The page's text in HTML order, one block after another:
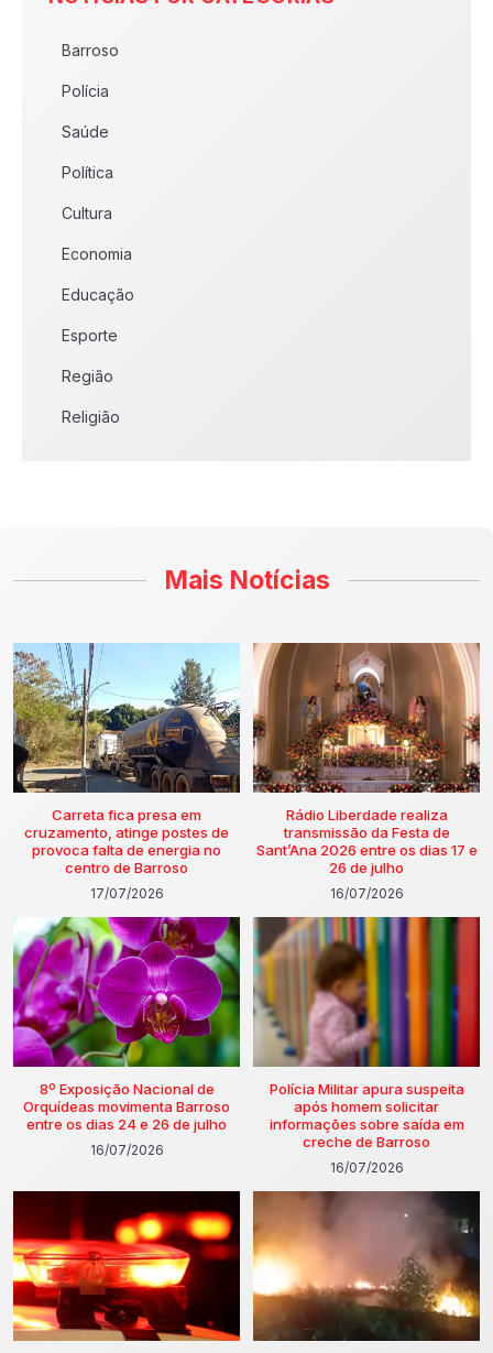
Barroso
Polícia
Saúde
Política
Cultura
Economia
Educação
Esporte
Região
Religião
Mais Notícias
Carreta fica presa em
cruzamento, atinge postes de
provoca falta de energia no
centro de Barroso
17/07/2026
Rádio Liberdade realiza
transmissão da Festa de
Sant’Ana 2026 entre os dias 17 e
26 de julho
16/07/2026
8º Exposição Nacional de
Orquídeas movimenta Barroso
entre os dias 24 e 26 de julho
16/07/2026
Polícia Militar apura suspeita
após homem solicitar
informações sobre saída em
creche de Barroso
16/07/2026